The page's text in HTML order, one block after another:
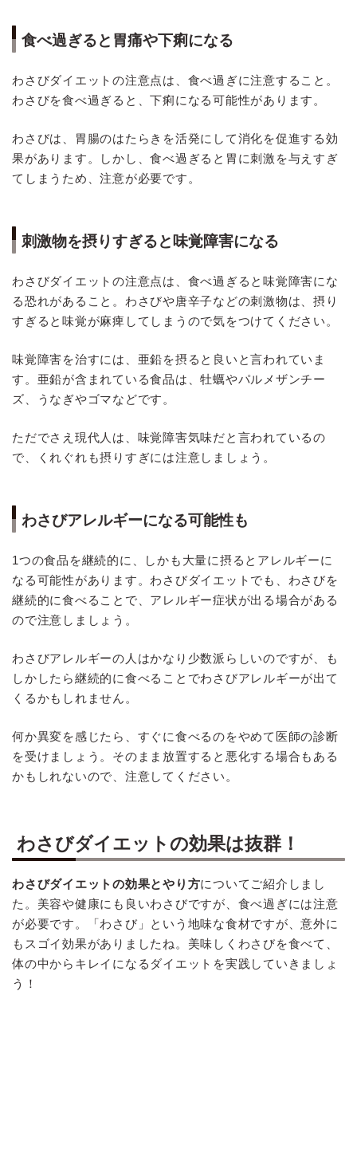
食べ過ぎると胃痛や下痢になる
わさびダイエットの注意点は、食べ過ぎに注意すること。
わさびを食べ過ぎると、下痢になる可能性があります。
わさびは、胃腸のはたらきを活発にして消化を促進する効
果があります。しかし、食べ過ぎると胃に刺激を与えすぎ
てしまうため、注意が必要です。
刺激物を摂りすぎると味覚障害になる
わさびダイエットの注意点は、食べ過ぎると味覚障害にな
る恐れがあること。わさびや唐辛子などの刺激物は、摂り
すぎると味覚が麻痺してしまうので気をつけてください。
味覚障害を治すには、亜鉛を摂ると良いと言われていま
す。亜鉛が含まれている食品は、牡蠣やパルメザンチー
ズ、うなぎやゴマなどです。
ただでさえ現代人は、味覚障害気味だと言われているの
で、くれぐれも摂りすぎには注意しましょう。
わさびアレルギーになる可能性も
1つの食品を継続的に、しかも大量に摂るとアレルギーに
なる可能性があります。わさびダイエットでも、わさびを
継続的に食べることで、アレルギー症状が出る場合がある
ので注意しましょう。
わさびアレルギーの人はかなり少数派らしいのですが、も
しかしたら継続的に食べることでわさびアレルギーが出て
くるかもしれません。
何か異変を感じたら、すぐに食べるのをやめて医師の診断
を受けましょう。そのまま放置すると悪化する場合もある
かもしれないので、注意してください。
わさびダイエットの効果は抜群！
わさびダイエットの効果とやり方についてご紹介しまし
た。美容や健康にも良いわさびですが、食べ過ぎには注意
が必要です。「わさび」という地味な食材ですが、意外に
もスゴイ効果がありましたね。美味しくわさびを食べて、
体の中からキレイになるダイエットを実践していきましょ
う！